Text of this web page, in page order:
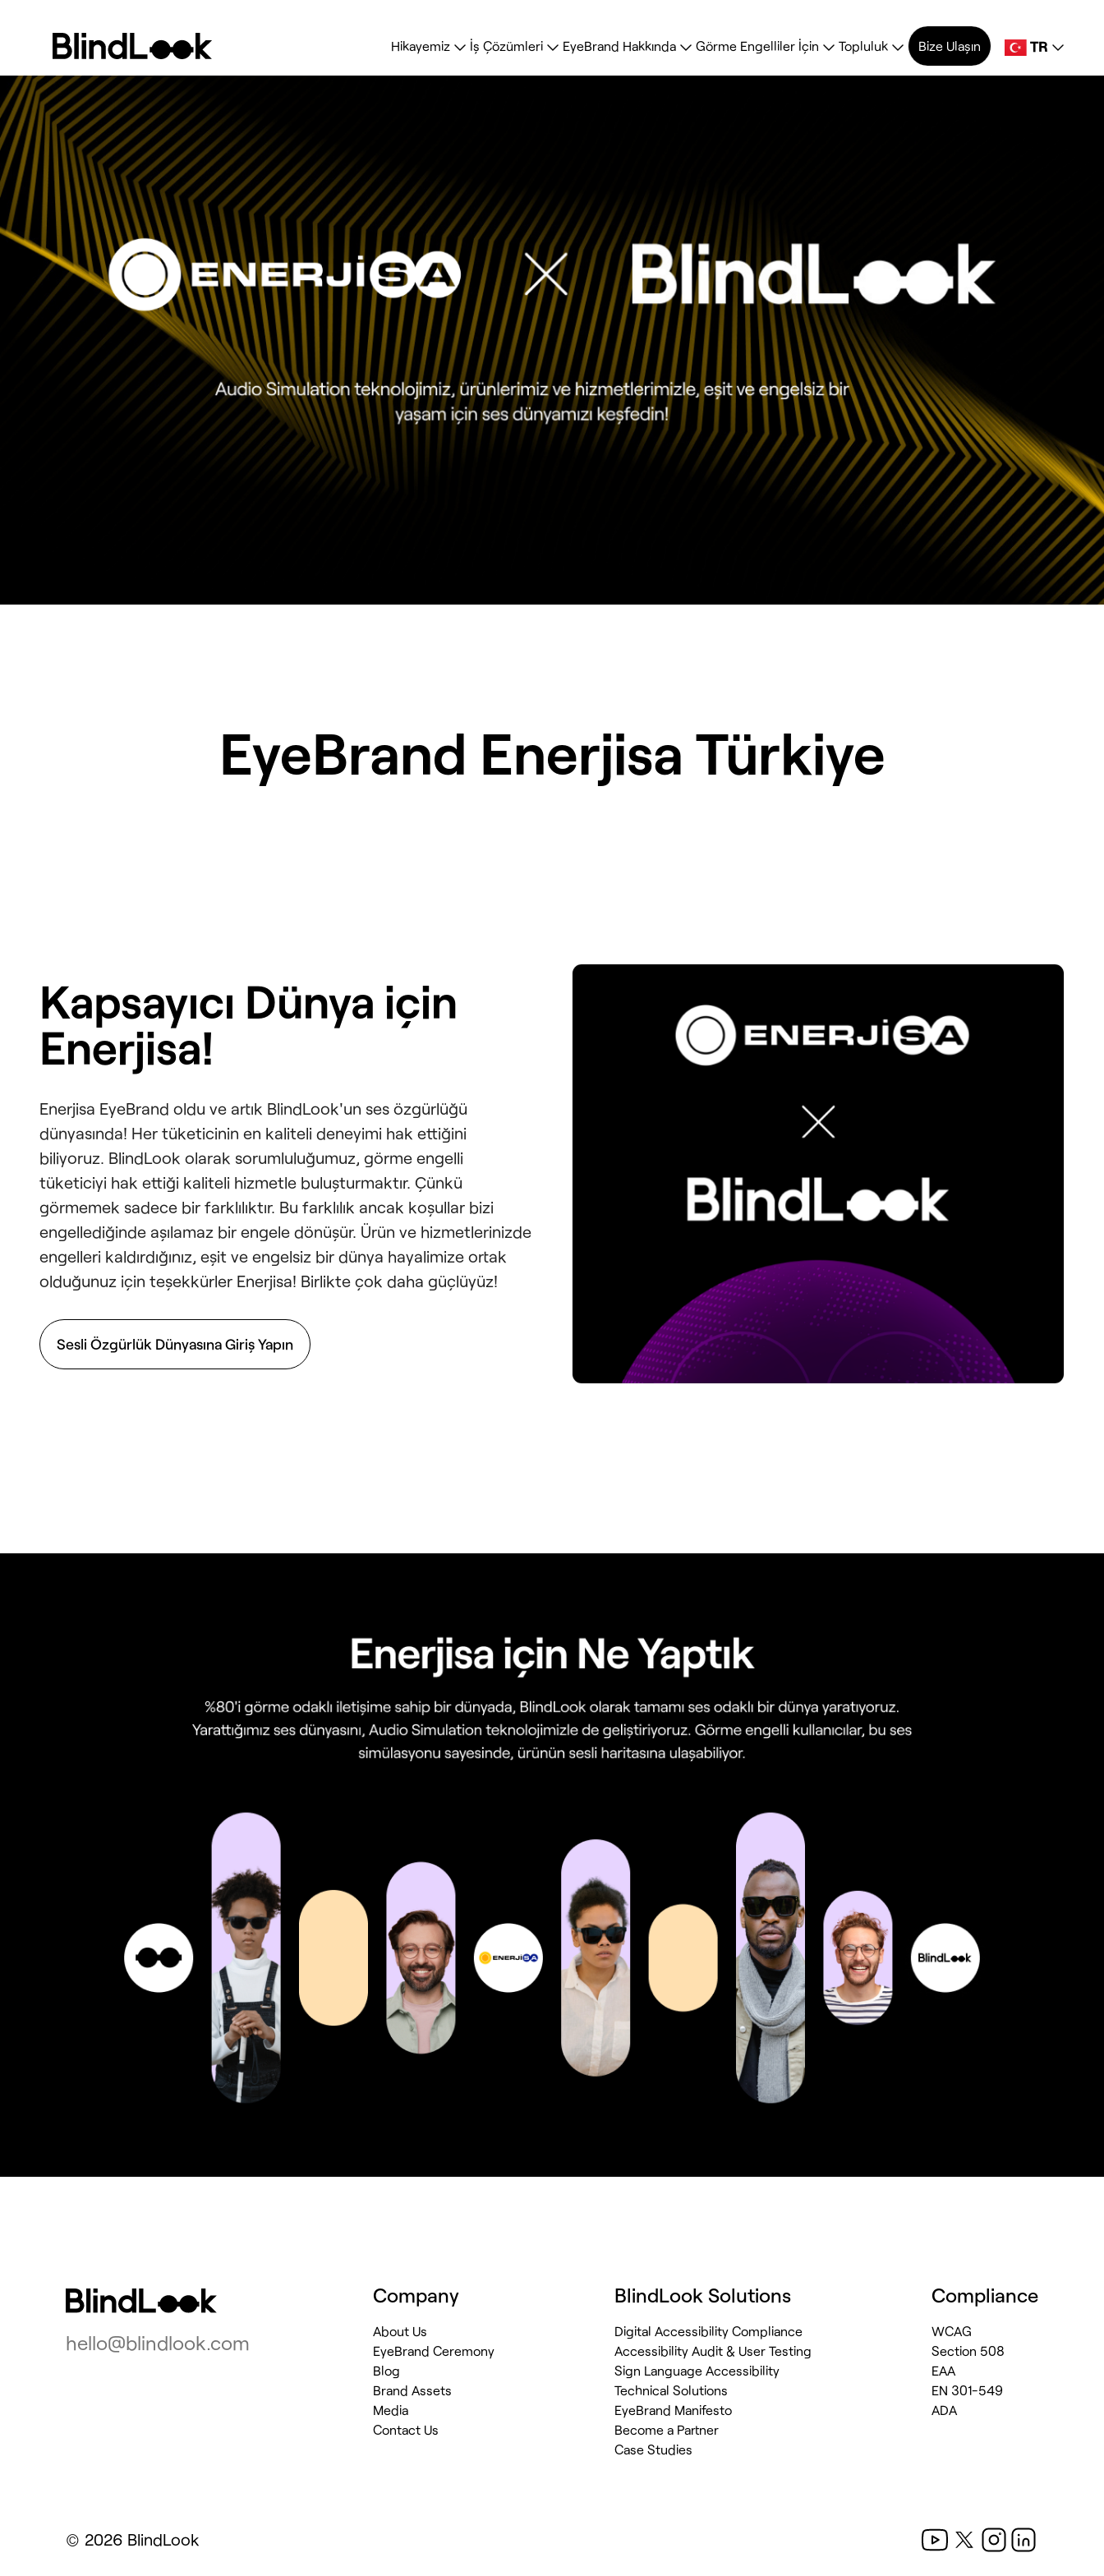
Hikayemiz İş Çözümleri EyeBrand Hakkında Görme Engelliler İçin Topluluk Bize Ulaşın TR
EyeBrand Enerjisa Türkiye
Kapsayıcı Dünya için
Enerjisa!
Enerjisa EyeBrand oldu ve artık BlindLook'un ses özgürlüğü
dünyasında! Her tüketicinin en kaliteli deneyimi hak ettiğini
biliyoruz. BlindLook olarak sorumluluğumuz, görme engelli
tüketiciyi hak ettiği kaliteli hizmetle buluşturmaktır. Çünkü
görmemek sadece bir farklılıktır. Bu farklılık ancak koşullar bizi
engellediğinde aşılamaz bir engele dönüşür. Ürün ve hizmetlerinizde
engelleri kaldırdığınız, eşit ve engelsiz bir dünya hayalimize ortak
olduğunuz için teşekkürler Enerjisa! Birlikte çok daha güçlüyüz!
Sesli Özgürlük Dünyasına Giriş Yapın
hello@blindlook.com
Company
About Us
EyeBrand Ceremony
Blog
Brand Assets
Media
Contact Us
BlindLook Solutions
Digital Accessibility Compliance
Accessibility Audit & User Testing
Sign Language Accessibility
Technical Solutions
EyeBrand Manifesto
Become a Partner
Case Studies
Compliance
WCAG
Section 508
EAA
EN 301-549
ADA
© 2026 BlindLook